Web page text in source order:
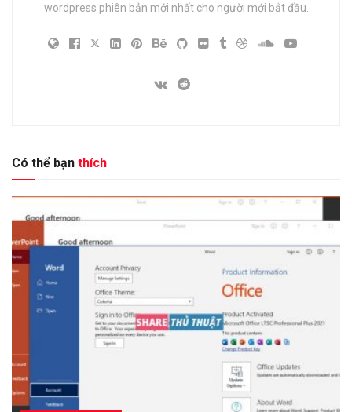
wordpress phiên bản mới nhất cho người mới bắt đầu.
Có thể bạn thích